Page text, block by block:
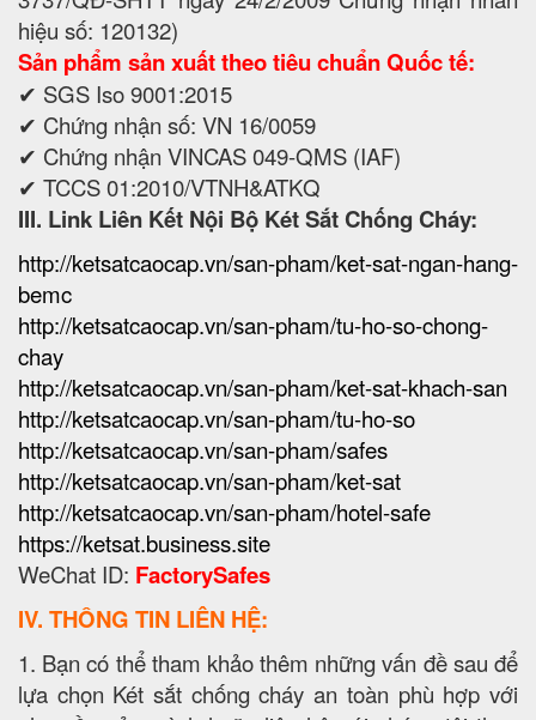
hiệu số: 120132)
Sản phẩm sản xuất theo tiêu chuẩn Quốc tế:
✔ SGS Iso 9001:2015
✔ Chứng nhận số: VN 16/0059
✔ Chứng nhận VINCAS 049-QMS (IAF)
✔ TCCS 01:2010/VTNH&ATKQ
III. Link Liên Kết Nội Bộ Két Sắt Chống Cháy:
http://ketsatcaocap.vn/san-pham/ket-sat-ngan-hang-
bemc
http://ketsatcaocap.vn/san-pham/tu-ho-so-chong-
chay
http://ketsatcaocap.vn/san-pham/ket-sat-khach-san
http://ketsatcaocap.vn/san-pham/tu-ho-so
http://ketsatcaocap.vn/san-pham/safes
http://ketsatcaocap.vn/san-pham/ket-sat
http://ketsatcaocap.vn/san-pham/hotel-safe
https://ketsat.business.site
WeChat ID: FactorySafes
IV. THÔNG TIN LIÊN HỆ:
1. Bạn có thể tham khảo thêm những vấn đề sau để
lựa chọn Két sắt chống cháy an toàn phù hợp với